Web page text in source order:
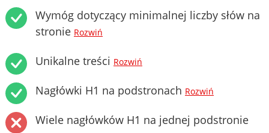
Wymóg dotyczący minimalnej liczby słów na
stronie Rozwiń
Unikalne treści Rozwiń
Nagłówki H1 na podstronach Rozwiń
Wiele nagłówków H1 na jednej podstronie